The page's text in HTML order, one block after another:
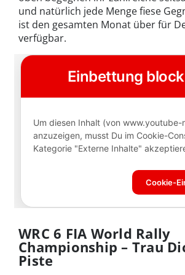
und natürlich jede Menge fiese
ist den gesamten Monat über für
verfügbar.
WRC 6 FIA World Rally
Championship – Trau
Piste